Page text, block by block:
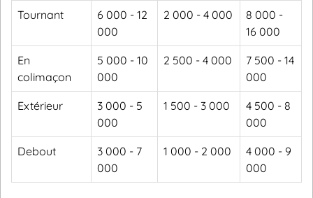
Tournant
6 000 - 12
000
2 000 - 4 000
8 000 -
16 000
En
colimaçon
5 000 - 10
000
2 500 - 4 000
7 500 - 14
000
Extérieur
3 000 - 5
000
1 500 - 3 000
4 500 - 8
000
Debout
3 000 - 7
000
1 000 - 2 000
4 000 - 9
000